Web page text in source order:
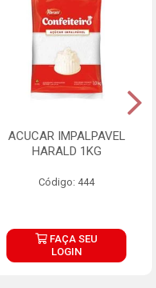
ACUCAR IMPALPAVEL
HARALD 1KG
Código: 444
FAÇA SEU
LOGIN